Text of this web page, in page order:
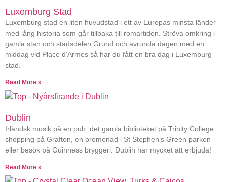
Luxemburg Stad
Luxemburg stad en liten huvudstad i ett av Europas minsta länder
med lång historia som går tillbaka till romartiden. Ströva omkring i
gamla stan och stadsdelen Grund och avrunda dagen med en
middag vid Place d’Armes så har du fått en bra dag i Luxemburg
stad.
Read More »
Dublin
Irländsk musik på en pub, det gamla biblioteket på Trinity College,
shopping på Grafton, en promenad i St Stephen’s Green parken
eller besök på Guinness bryggeri. Dublin har mycket att erbjuda!
Read More »